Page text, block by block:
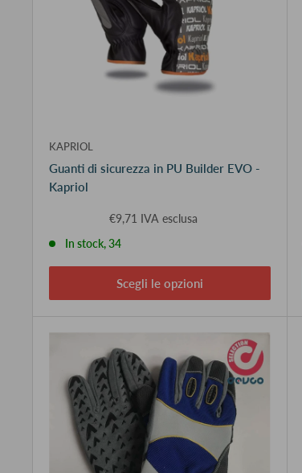
KAPRIOL
Guanti di sicurezza in PU Builder EVO -
Kapriol
€9,71 IVA esclusa
In stock, 34
Scegli le opzioni